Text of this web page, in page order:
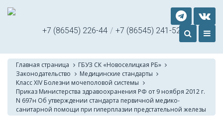
+7 (86545) 226-44 / +7 (86545) 241-52
Главная страница
ГБУЗ СК «Новоселицкая РБ»
Законодательство
Медицинские стандарты
Класс XIV Болезни мочеполовой системы
Приказ Министерства здравоохранения РФ от 9 ноября 2012 г.
N 697н Об утверждении стандарта первичной медико-
санитарной помощи при гиперплазии предстательной железы